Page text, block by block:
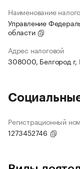
Наименование
Управление
области
Адрес налоговой
308000, Белгород г,
Регистрационный
1273452746